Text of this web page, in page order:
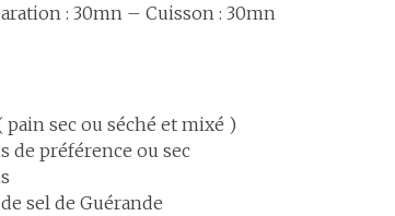
: 30mn – Cuisson : 30mn
pain sec ou séché et mixé )
de préférence ou sec
sel de Guérande